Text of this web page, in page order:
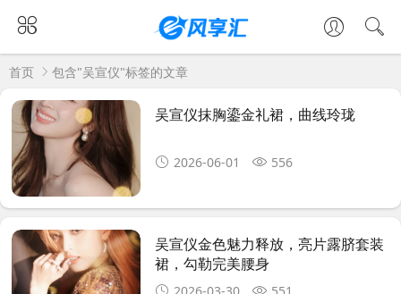
首页 包含"吴宣仪"标签的文章
吴宣仪抹胸鎏金礼裙，曲线玲珑
2026-06-01 556
吴宣仪金色魅力释放，亮片露脐套装
裙，勾勒完美腰身